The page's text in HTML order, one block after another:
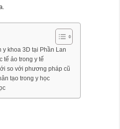
y khoa 3D tại Phần Lan
tế ảo trong y tế
so với phương pháp cũ
tạo trong y học